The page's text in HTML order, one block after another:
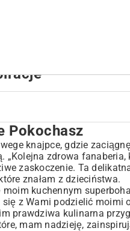
Pokochasz
knajpce, gdzie
„Kolejna zdrowa fanaberia,
zaskoczenie. Ta
znałam z dzieciństwa.
moim kuchennym
z Wami podzielić moimi
prawdziwa kulinarna
mam nadzieję,